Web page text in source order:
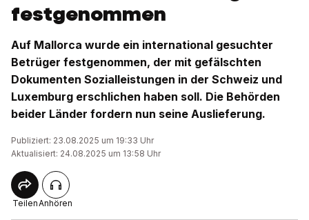
festgenommen
Auf Mallorca wurde ein international gesuchter
Betrüger festgenommen, der mit gefälschten
Dokumenten Sozialleistungen in der Schweiz und
Luxemburg erschlichen haben soll. Die Behörden
beider Länder fordern nun seine Auslieferung.
Publiziert: 23.08.2025 um 19:33 Uhr
Aktualisiert: 24.08.2025 um 13:58 Uhr
TeilenAnhören